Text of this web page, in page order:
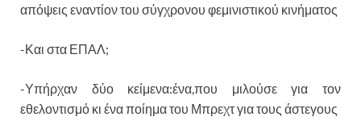
απόψεις εναντίον του σύγχρονου φεμινιστικού κινήματος
-Και στα ΕΠΑΛ;
-Υπήρχαν δύο κείμενα:ένα,που μιλούσε για τον
εθελοντισμό κι ένα ποίημα του Μπρεχτ για τους άστεγους